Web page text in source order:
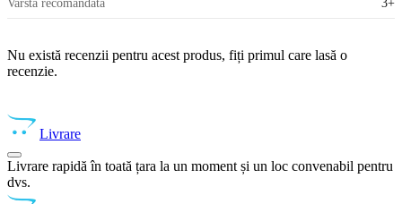
Varsta recomandata 3+
Nu există recenzii pentru acest produs, fiți primul care lasă o
recenzie.
Livrare
Livrare rapidă în toată țara la un moment și un loc convenabil pentru
dvs.